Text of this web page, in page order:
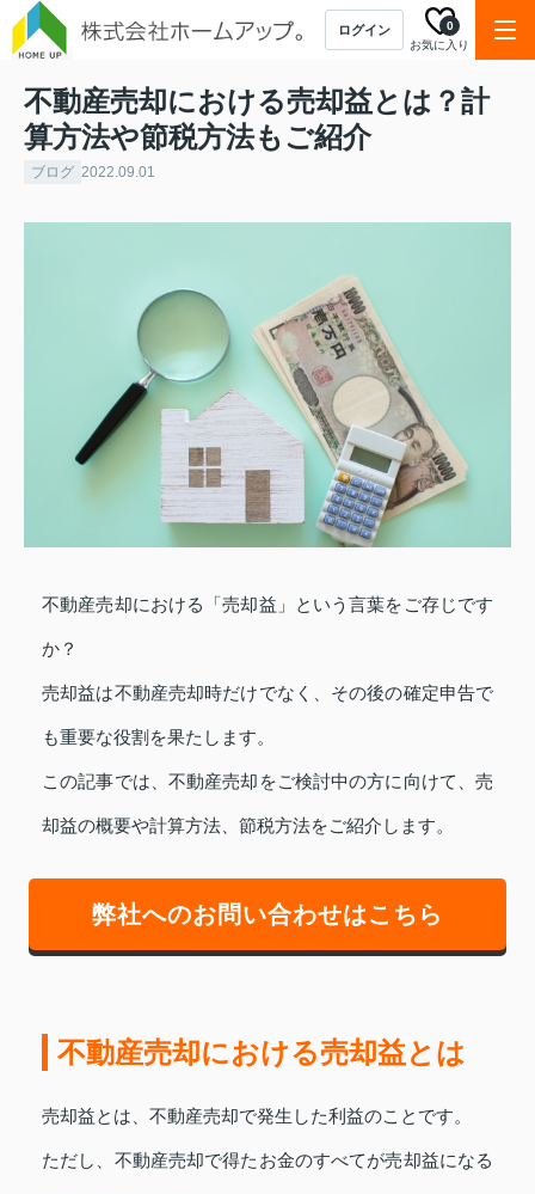
ログイン
お気に入り
0
不動産売却における売却益とは？計
算方法や節税方法もご紹介
ブログ 2022.09.01
不動産売却における「売却益」という言葉をご存じです
か？
売却益は不動産売却時だけでなく、その後の確定申告で
も重要な役割を果たします。
この記事では、不動産売却をご検討中の方に向けて、売
却益の概要や計算方法、節税方法をご紹介します。
弊社へのお問い合わせはこちら
不動産売却における売却益とは
売却益とは、不動産売却で発生した利益のことです。
ただし、不動産売却で得たお金のすべてが売却益になる